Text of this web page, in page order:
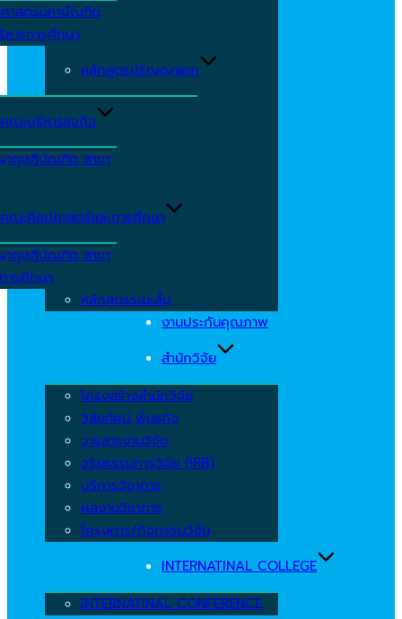
าสตรมหาบัณฑิต
หารการศึกษา
หลักสูตรปริญญาเอก
คณะบริหารธุจกิจ
ดุษฎีบัณฑิต สาขา
คณะศิลปศาสตร์และการศึกษา
ดุษฎีบัณฑิต สาขา
ารศึกษา
หลักสูตรระยะสั้น
งานประกันคุณภาพ
สำนักวิจัย
โครงสร้างสำนักวิจัย
วิสัยทัศน์ พันธกิจ
วารสารงานวิจัย
จริยธรรมการวิจัย (IRB)
บริการวิชาการ
ผลงานวิชาการ
โครงการ/กิจกรรมวิจัย
INTERNATINAL COLLEGE
INTERNATINAL CONFERENCE